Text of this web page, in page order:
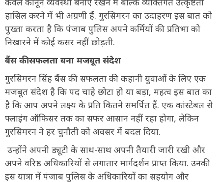
हासिल करने में भी अग्रणी हैं. गुरसिमरन का उदाहरण इस बात को
पुख्ता करता है कि पंजाब पुलिस अपने कर्मियों की प्रतिभा को
निखारने में कोई कसर नहीं छोड़ती.
बैंस की सफलता बना मजबूत संदेश
गुरसिमरन सिंह बैंस की सफलता की कहानी युवाओं के लिए एक
मजबूत संदेश है कि पद चाहे छोटा हो या बड़ा, महत्व इस बात का
है कि आप अपने लक्ष्य के प्रति कितने समर्पित हैं. एक कांस्टेबल से
फ्लाइंग ऑफिसर तक का सफर आसान नहीं रहा होगा, लेकिन
गुरसिमरन ने हर चुनौती को अवसर में बदल दिया.
उन्होंने अपनी ड्यूटी के साथ-साथ अपनी तैयारी जारी रखी और
अपने वरिष्ठ अधिकारियों से लगातार मार्गदर्शन प्राप्त किया. उनकी
इस यात्रा में पंजाब पुलिस के अधिकारियों का सहयोग और